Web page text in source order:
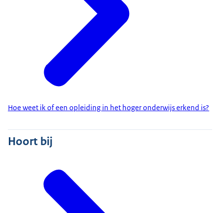
Hoe weet ik of een opleiding in het hoger onderwijs erkend is?
Hoort bij